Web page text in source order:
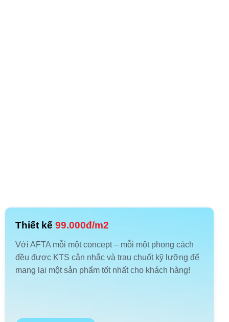
Thiết kế 99.000đ/m2
Với AFTA mỗi một concept – mỗi một phong cách
đều được KTS cân nhắc và trau chuốt kỹ lưỡng để
mang lại một sản phẩm tốt nhất cho khách hàng!